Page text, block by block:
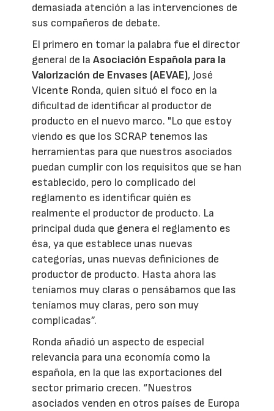
demasiada atención a las intervenciones de
sus compañeros de debate.
El primero en tomar la palabra fue el director
general de laAsociación Española para la
Valorización de Envases (AEVAE), José
Vicente Ronda, quien situó el foco en la
dificultad de identificar al productor de
producto en el nuevo marco. "Lo que estoy
viendo es que los SCRAP tenemos las
herramientas para que nuestros asociados
puedan cumplir con los requisitos que se han
establecido, pero lo complicado del
reglamento es identificar quién es
realmente el productor de producto. La
principal duda que genera el reglamento es
ésa, ya que establece unas nuevas
categorías, unas nuevas definiciones de
productor de producto. Hasta ahora las
teníamos muy claras o pensábamos que las
teníamos muy claras, pero son muy
complicadas”.
Ronda añadió un aspecto de especial
relevancia para una economía como la
española, en la que las exportaciones del
sector primario crecen. “Nuestros
asociados venden en otros países de Europa